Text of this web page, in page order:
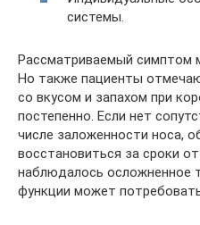
системы.
Рассматриваемый симптом
Но также пациенты
со вкусом и запахом при
постепенно. Если нет
числе заложенности носа,
восстановиться за сроки
наблюдалось осложненное
функции может